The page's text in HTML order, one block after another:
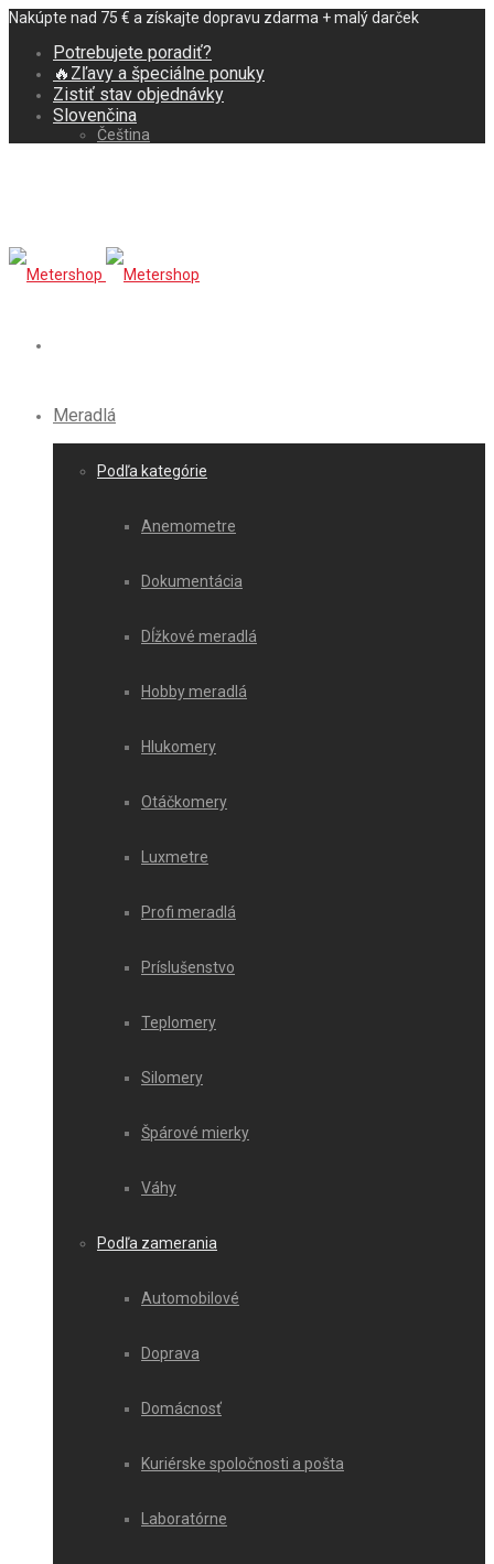
Nakúpte nad 75 € a získajte dopravu zdarma + malý darček
Potrebujete poradiť?
🔥Zľavy a špeciálne ponuky
Zistiť stav objednávky
Slovenčina
Čeština
Meradlá
Podľa kategórie
Anemometre
Dokumentácia
Dĺžkové meradlá
Hobby meradlá
Hlukomery
Otáčkomery
Luxmetre
Profi meradlá
Príslušenstvo
Teplomery
Silomery
Špárové mierky
Váhy
Podľa zamerania
Automobilové
Doprava
Domácnosť
Kuriérske spoločnosti a pošta
Laboratórne